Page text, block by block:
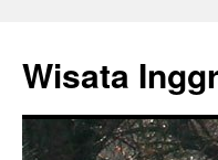
content
Wisata